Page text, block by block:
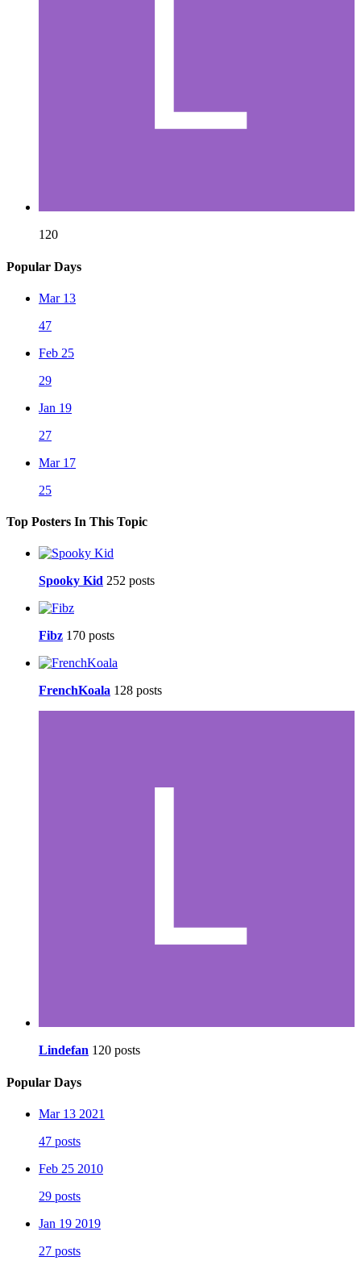
120
Popular Days
Mar 13
47
Feb 25
29
Jan 19
27
Mar 17
25
Top Posters In This Topic
Spooky Kid 252 posts
Fibz 170 posts
FrenchKoala 128 posts
Lindefan 120 posts
Popular Days
Mar 13 2021
47 posts
Feb 25 2010
29 posts
Jan 19 2019
27 posts